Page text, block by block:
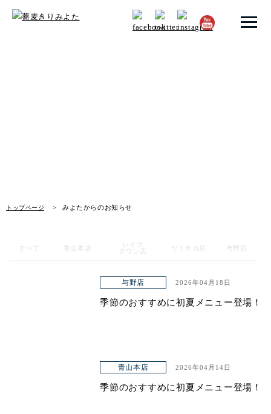
トップページ みよたからのお知らせ
メニュー 一覧
レイクタウン店
ヤエチカ店
店舗一覧
すべて 青山本店
レイク
タウン店
ヤエチカ店 与野店
与野店 2026年04月18日
季節のおすすめに初夏メニュー登場！
青山本店 2026年04月14日
季節のおすすめに初夏メニュー登場！